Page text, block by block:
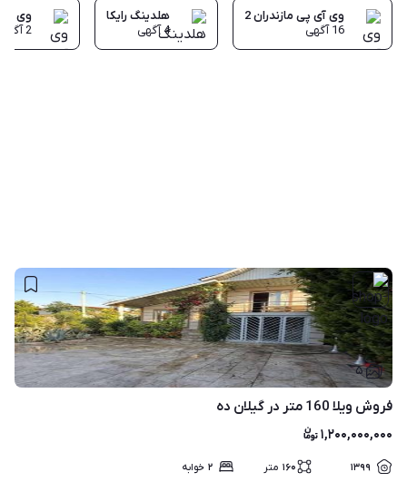
وی آی پی مازندران 2
16 آگهی
هلدینگ رایکا
4آگهی
وی آی
2آگهی
۵
فروش ویلا 160 متر در گیلان ده
۱,۲۰۰,۰۰۰,۰۰۰
۱۳۹۹ ۱۶۰ متر ۲ خوابه